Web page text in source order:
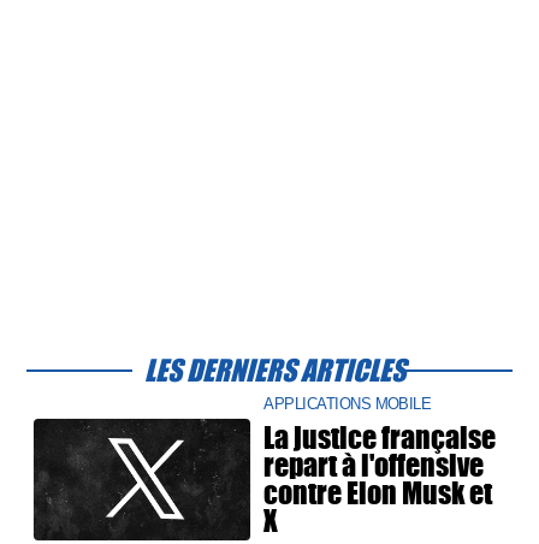
LES DERNIERS ARTICLES
APPLICATIONS MOBILE
La justice française
repart à l'offensive
contre Elon Musk et
X